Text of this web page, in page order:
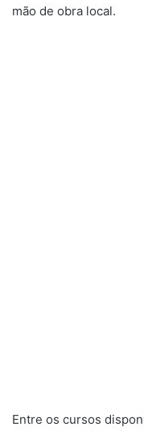
mão de obra local.
Entre os cursos